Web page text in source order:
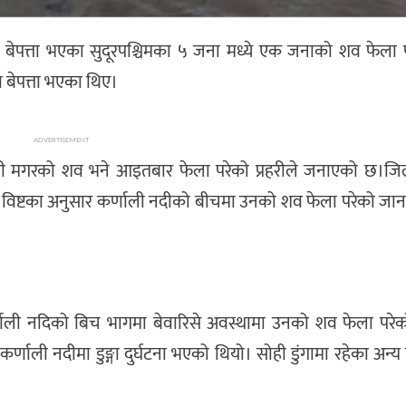
बेपत्ता भएका सुदूरपश्चिमका ५ जना मध्ये एक जनाको शव
भएका थिए।
ADVERTISEMENT
मगरको शव भने आइतबार फेला परेको प्रहरीले जनाएको
विष्टका अनुसार कर्णाली नदीको बीचमा उनको शव फेला परेको
नदिको बिच भागमा बेवारिसे अवस्थामा उनको शव फेला
नदीमा डुङ्गा दुर्घटना भएको थियो। सोही डुंगामा रहेका